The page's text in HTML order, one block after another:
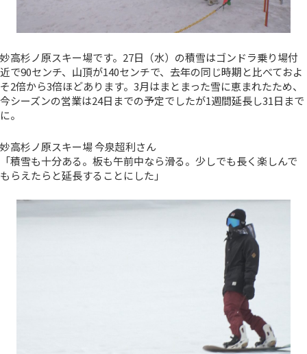
妙高杉ノ原スキー場です。27日（水）の積雪はゴンドラ乗り場付
近で90センチ、山頂が140センチで、去年の同じ時期と比べておよ
そ2倍から3倍ほどあります。3月はまとまった雪に恵まれたため、
今シーズンの営業は24日までの予定でしたが1週間延長し31日まで
に。
妙高杉ノ原スキー場 今泉超利さん
「積雪も十分ある。板も午前中なら滑る。少しでも長く楽しんで
もらえたらと延長することにした」